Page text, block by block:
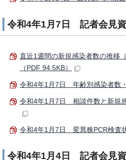
令和4年1月7日 記者会見
直近1週間の新規感染者数の推移
（PDF 94.5KB）
令和4年1月7日 年齢別感染者数
令和4年1月7日 相談件数と新規
令和4年1月7日 変異株PCR検査
令和4年1月4日 記者会見